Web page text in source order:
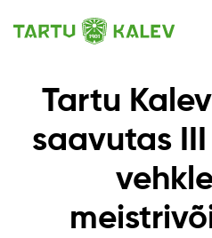
Tartu
saavutas